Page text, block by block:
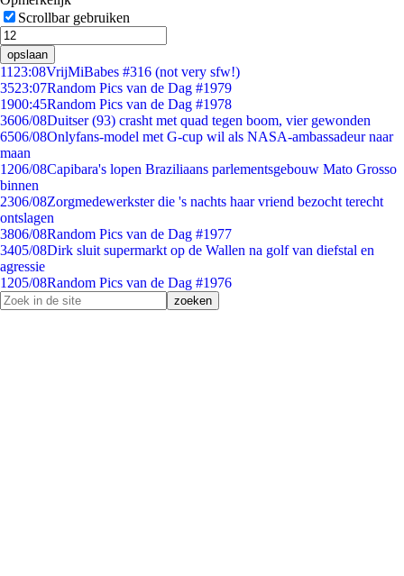
Scrollbar gebruiken
opslaan
11 23:08VrijMiBabes #316 (not very sfw!)
3523:07Random Pics van de Dag #1979
1900:45Random Pics van de Dag #1978
3606/08Duitser (93) crasht met quad tegen boom, vier gewonden
6506/08Onlyfans-model met G-cup wil als NASA-ambassadeur naar
maan
1206/08Capibara's lopen Braziliaans parlementsgebouw Mato Grosso
binnen
2306/08Zorgmedewerkster die 's nachts haar vriend bezocht terecht
ontslagen
3806/08Random Pics van de Dag #1977
3405/08Dirk sluit supermarkt op de Wallen na golf van diefstal en
agressie
1205/08Random Pics van de Dag #1976